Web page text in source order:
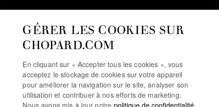
POLITIQUE DE CONFIDENTIALITÉ
GÉRER LES COOKIES SUR
CHOPARD.COM
En cliquant sur « Accepter tous les cookies », vous
acceptez le stockage de cookies sur votre appareil
pour améliorer la navigation sur le site, analyser son
utilisation et contribuer à nos efforts de marketing.
Nous avons mis à jour notre politique de confidentialité